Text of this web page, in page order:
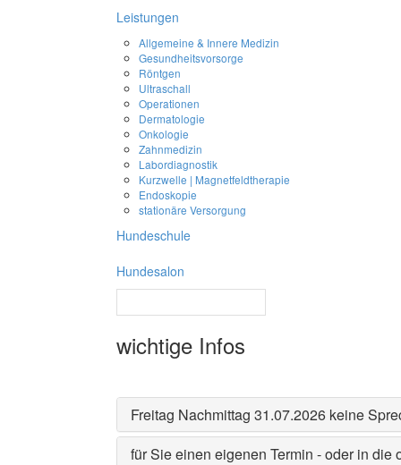
Leistungen
Allgemeine & Innere Medizin
Gesundheitsvorsorge
Röntgen
Ultraschall
Operationen
Dermatologie
Onkologie
Zahnmedizin
Labordiagnostik
Kurzwelle | Magnetfeldtherapie
Endoskopie
stationäre Versorgung
Hundeschule
Hundesalon
wichtige Infos
Freitag Nachmittag 31.07.2026 keine
für Sie einen eigenen Termin - oder in